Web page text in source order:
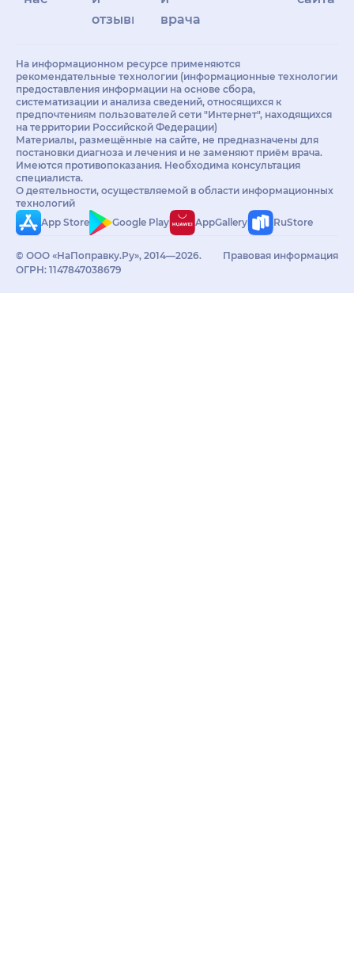
отзывы
врачам
На информационном ресурсе применяются
рекомендательные технологии (информационные технологии
предоставления информации на основе сбора,
систематизации и анализа сведений, относящихся к
предпочтениям пользователей сети "Интернет", находящихся
на территории Российской Федерации)
Материалы, размещённые на сайте, не предназначены для
постановки диагноза и лечения и не заменяют приём врача.
Имеются противопоказания. Необходима консультация
специалиста.
О деятельности, осуществляемой в области информационных
технологий
App Store
Google Play AppGallery RuStore
© ООО «НаПоправку.Ру», 2014—2026.
ОГРН: 1147847038679
Правовая информация